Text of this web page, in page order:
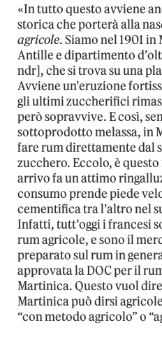
«In tutto questo avviene
storica che porterà alla
agricole. Siamo nel 1901
Antille e dipartimento
ndr], che si trova su una
Avviene un’eruzione
gli ultimi zuccherifici
però sopravvive. E così,
sottoprodotto melassa, in
fare rum direttamente dal
zucchero. Eccolo, è
arrivo fa un attimo
consumo prende piede
cementifica tra l’altro nel
Infatti, tutt’oggi i francesi
rum agricole, e sono il
preparato sul rum in
approvata la DOC per il
Martinica. Questo vuol
Martinica può dirsi
“con metodo agricolo” o